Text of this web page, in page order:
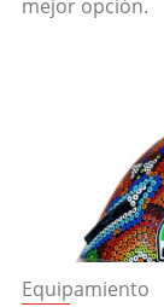
mejor opción.
Equipamiento